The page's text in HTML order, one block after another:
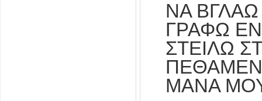
ΝΑ ΒΓΛΑΩ
ΓΡΑΦΩ
ΣΤΕΙΛΩ
ΜΑΝΑ